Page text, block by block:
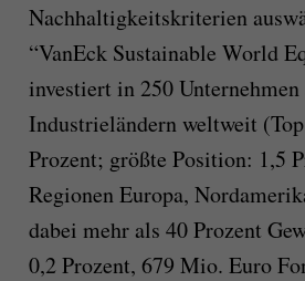
Nachhaltigkeitskriterien
“VanEck Sustainable World
investiert in 250 Unternehmen
Industrieländern weltweit
Prozent; größte Position: 1,5
Regionen Europa,
dabei mehr als 40 Prozent
0,2 Prozent, 679 Mio. Euro